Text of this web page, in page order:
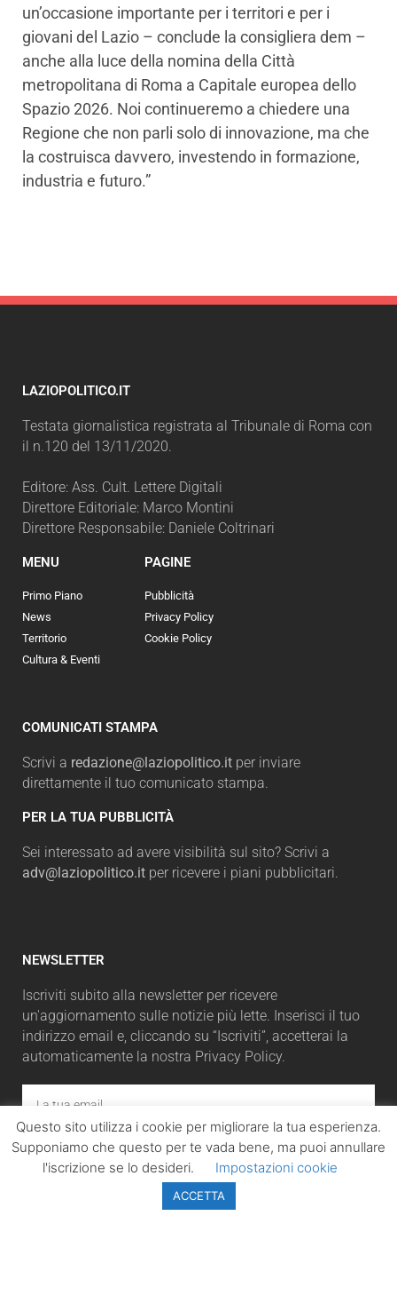
un’occasione importante per i territori e per i
giovani del Lazio – conclude la consigliera dem –
anche alla luce della nomina della Città
metropolitana di Roma a Capitale europea dello
Spazio 2026. Noi continueremo a chiedere una
Regione che non parli solo di innovazione, ma che
la costruisca davvero, investendo in formazione,
industria e futuro.”
LAZIOPOLITICO.IT
Testata giornalistica registrata al Tribunale di Roma con
il n.120 del 13/11/2020.
Editore: Ass. Cult. Lettere Digitali
Direttore Editoriale: Marco Montini
Direttore Responsabile: Daniele Coltrinari
MENU
Primo Piano
News
Territorio
Cultura & Eventi
PAGINE
Pubblicità
Privacy Policy
Cookie Policy
COMUNICATI STAMPA
Scrivi a redazione@laziopolitico.it per inviare
direttamente il tuo comunicato stampa.
PER LA TUA PUBBLICITÀ
Sei interessato ad avere visibilità sul sito? Scrivi a
adv@laziopolitico.it per ricevere i piani pubblicitari.
NEWSLETTER
Iscriviti subito alla newsletter per ricevere
un'aggiornamento sulle notizie più lette. Inserisci il tuo
indirizzo email e, cliccando su “Iscriviti”, accetterai la
automaticamente la nostra Privacy Policy.
ISCRIVITI
Questo sito utilizza i cookie per migliorare la tua esperienza.
Supponiamo che questo per te vada bene, ma puoi annullare
l'iscrizione se lo desideri.
Impostazioni cookie
ACCETTA